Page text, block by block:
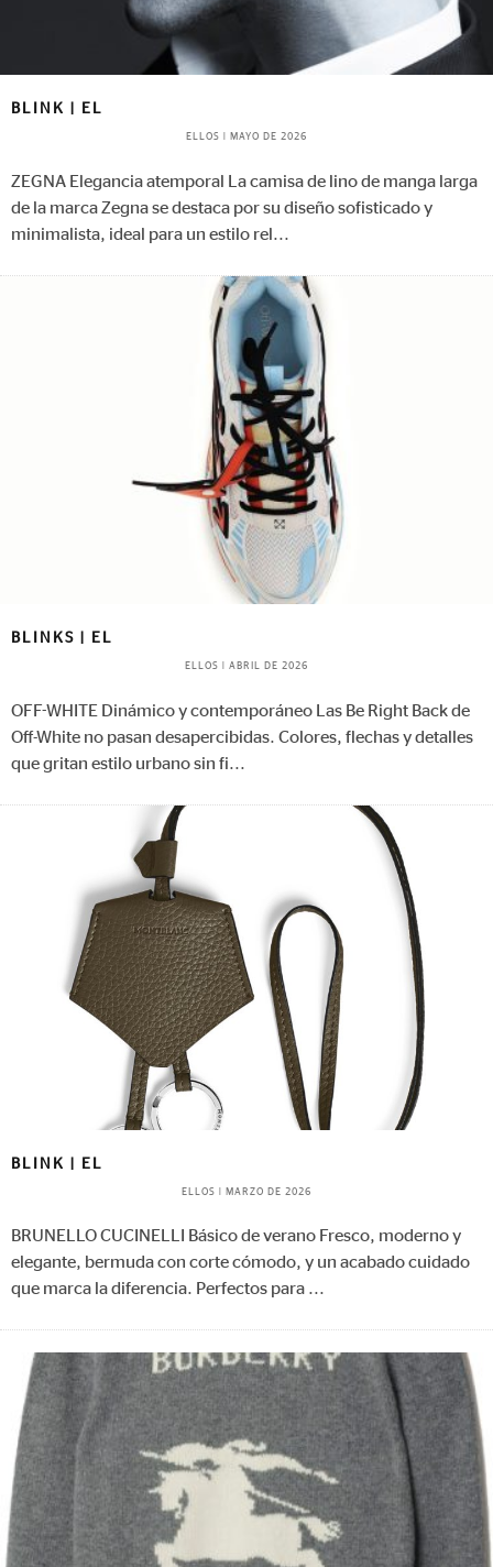
BLINK | EL
ELLOS | MAYO DE 2026
ZEGNA Elegancia atemporal La camisa de lino de manga larga
de la marca Zegna se destaca por su diseño sofisticado y
minimalista, ideal para un estilo rel ...
BLINKS | EL
ELLOS | ABRIL DE 2026
OFF-WHITE Dinámico y contemporáneo Las Be Right Back de
Off-White no pasan desapercibidas. Colores, flechas y detalles
que gritan estilo urbano sin fi...
BLINK | EL
ELLOS MARZO DE 2026
BRUNELLO CUCINELLI Básico de verano Fresco, moderno y
elegante, bermuda con corte cómodo, y un acabado cuidado
que marca la diferencia. Perfectos para ...